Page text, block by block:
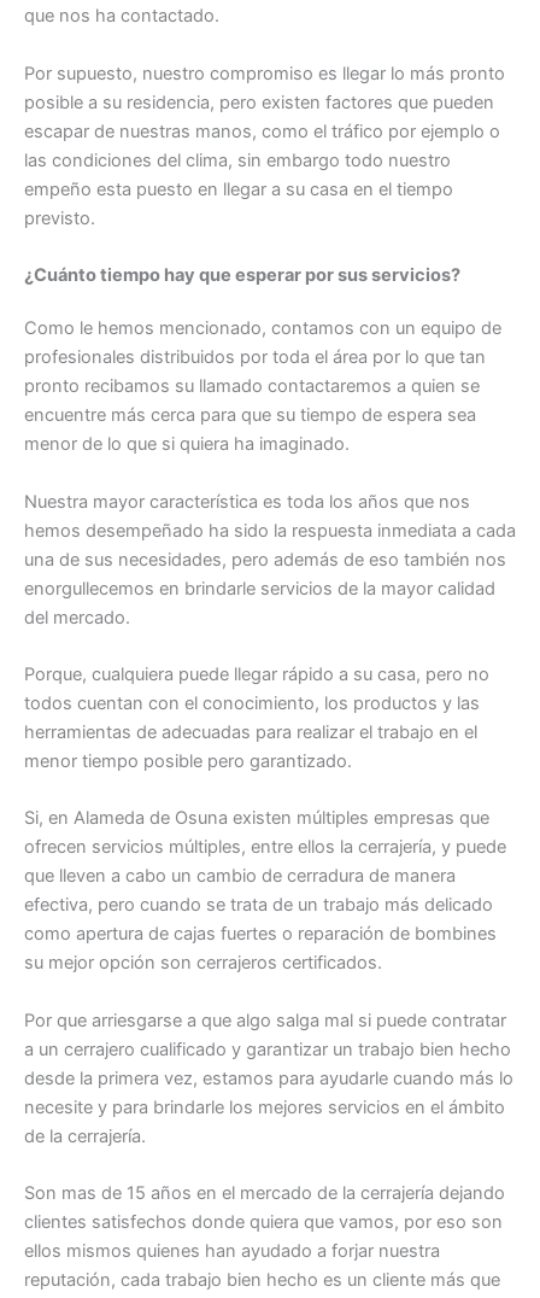
que nos ha contactado.
Por supuesto, nuestro compromiso es llegar lo más pronto
posible a su residencia, pero existen factores que pueden
escapar de nuestras manos, como el tráfico por ejemplo o
las condiciones del clima, sin embargo todo nuestro
empeño esta puesto en llegar a su casa en el tiempo
previsto.
¿Cuánto tiempo hay que esperar por sus servicios?
Como le hemos mencionado, contamos con un equipo de
profesionales distribuidos por toda el área por lo que tan
pronto recibamos su llamado contactaremos a quien se
encuentre más cerca para que su tiempo de espera sea
menor de lo que si quiera ha imaginado.
Nuestra mayor característica es toda los años que nos
hemos desempeñado ha sido la respuesta inmediata a cada
una de sus necesidades, pero además de eso también nos
enorgullecemos en brindarle servicios de la mayor calidad
del mercado.
Porque, cualquiera puede llegar rápido a su casa, pero no
todos cuentan con el conocimiento, los productos y las
herramientas de adecuadas para realizar el trabajo en el
menor tiempo posible pero garantizado.
Si, en Alameda de Osuna existen múltiples empresas que
ofrecen servicios múltiples, entre ellos la cerrajería, y puede
que lleven a cabo un cambio de cerradura de manera
efectiva, pero cuando se trata de un trabajo más delicado
como apertura de cajas fuertes o reparación de bombines
su mejor opción son cerrajeros certificados.
Por que arriesgarse a que algo salga mal si puede contratar
a un cerrajero cualificado y garantizar un trabajo bien hecho
desde la primera vez, estamos para ayudarle cuando más lo
necesite y para brindarle los mejores servicios en el ámbito
de la cerrajería.
Son mas de 15 años en el mercado de la cerrajería dejando
clientes satisfechos donde quiera que vamos, por eso son
ellos mismos quienes han ayudado a forjar nuestra
reputación, cada trabajo bien hecho es un cliente más que